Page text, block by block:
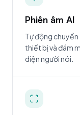
Phiên âm AI
Tự động chuyển
thiết bị và đám
diện người nói.